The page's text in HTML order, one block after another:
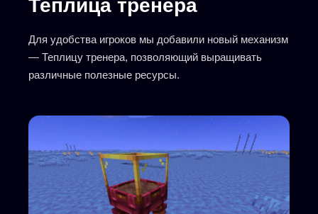
Теплица тренера
Для удобства игроков мы добавили новый механизм
— Теплицу тренера, позволяющий выращивать
различные полезные ресурсы.